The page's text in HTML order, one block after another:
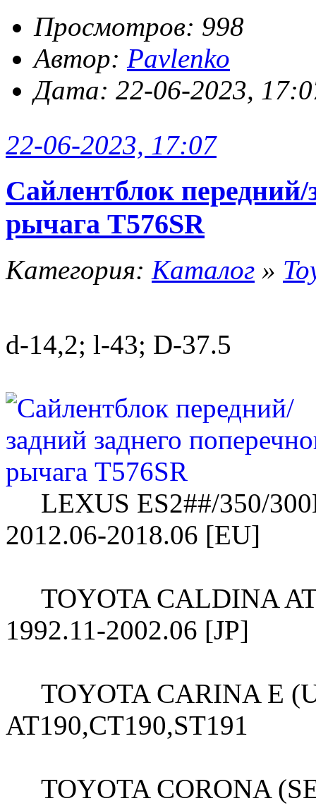
Просмотров: 998
Автор: Pavlenko
Дата: 22-06-2023,
22-06-2023, 17:07
Сайлентблок передний/
рычага T576SR
Категория: Каталог »
d-14,2; l-43; D-37.5
LEXUS ES2##/350/
2012.06-
TOYOTA CALDINA
1992.11-
TOYOTA CARINA E
TOYOTA CORONA